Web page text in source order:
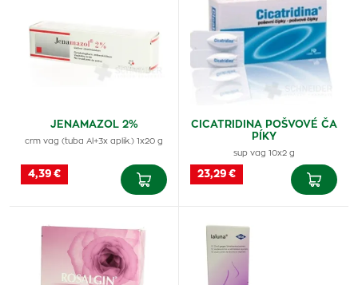
JENAMAZOL 2%
crm vag (tuba Al+3x aplik.) 1x20 g
4,39 €
CICATRIDINA POŠVOVÉ ČA
PÍKY
sup vag 10x2 g
23,29 €